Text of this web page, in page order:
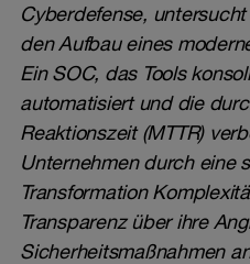
Cyberdefense,
den Aufbau eines
Ein SOC, das Tools
automatisiert und die
Reaktionszeit (MTTR)
Unternehmen durch eine
Transformation
Transparenz über ihre
Sicherheitsmaßnahmen